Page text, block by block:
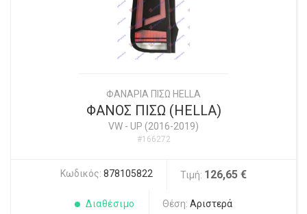
ΦΑΝΑΡΙΑ ΠΙΣΩ HELLA
ΦΑΝΟΣ ΠΙΣΩ (HELLA)
VW - UP (2016-2019)
#166272
Κωδικός: 878105822 Τιμή: 126,65 €
Διαθέσιμο Θέση: Αριστερά